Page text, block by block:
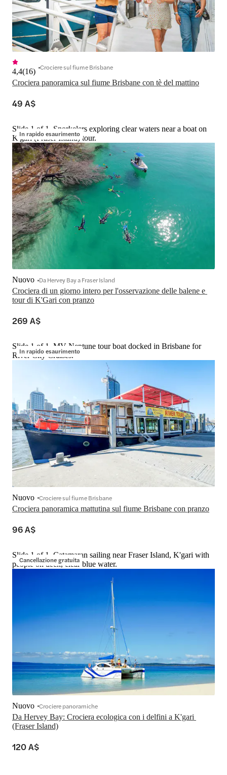
Crociera panoramica sul fiume Brisbane con tè del mattino
4,4(16) Crociere sul fiume Brisbane
49 A$
In rapido esaurimento
Slide 1 of 1, Snorkelers exploring clear waters near a boat on
K'gari (Fraser Island) tour.
Crociera di un giorno intero per l'osservazione delle balene e
tour di K'Gari con pranzo
Nuovo Da Hervey Bay a Fraser Island
269 A$
In rapido esaurimento
Slide 1 of 1, MV Neptune tour boat docked in Brisbane for
River City Cruises.
Crociera panoramica mattutina sul fiume Brisbane con pranzo
Nuovo Crociere sul fiume Brisbane
96 A$
Cancellazione gratuita
Slide 1 of 1, Catamaran sailing near Fraser Island, K'gari with
people on deck, clear blue water.
Da Hervey Bay: Crociera ecologica con i delfini a K'gari
(Fraser Island)
Nuovo Crociere panoramiche
120 A$